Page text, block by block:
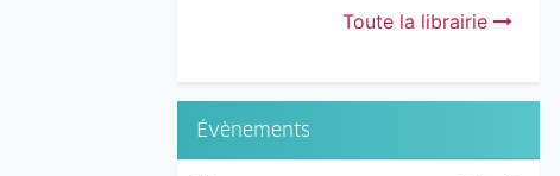
Toute la librairie
Évènements